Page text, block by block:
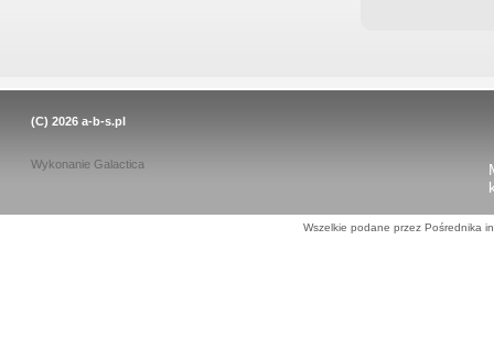
(C) 2026 a-b-s.pl
Wykonanie Galactica
Wszelkie podane przez Pośrednika